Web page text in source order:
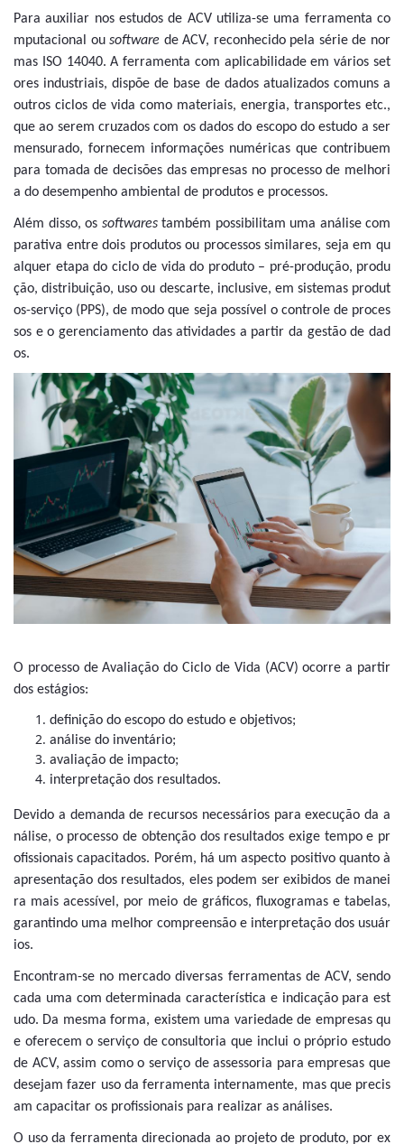
Para auxiliar nos estudos de ACV utiliza-se uma ferramenta co
mputacional ousoftware de ACV, reconhecido pela série de nor
mas ISO 14040. A ferramenta com aplicabilidade em vários set
ores industriais, dispõe de base de dados atualizados comuns a
outros ciclos de vida como materiais, energia, transportes etc.,
que ao serem cruzados com os dados do escopo do estudo a ser
mensurado, fornecem informações numéricas que contribuem
para tomada de decisões das empresas no processo de melhori
a do desempenho ambiental de produtos e processos.
Além disso, os softwarestambém possibilitam uma análise com
parativa entre dois produtos ou processos similares, seja em qu
alquer etapa do ciclo de vida do produto – pré-produção, produ
ção, distribuição, uso ou descarte, inclusive, em sistemas produt
os-serviço (PPS), de modo que seja possível o controle de proces
sos e o gerenciamento das atividades a partir da gestão de dad
os.
O processo de Avaliação do Ciclo de Vida (ACV) ocorre a partir
dos estágios:
definição do escopo do estudo e objetivos;
análise do inventário;
avaliação de impacto;
interpretação dos resultados.
Devido a demanda de recursos necessários para execução da a
nálise, o processo de obtenção dos resultados exige tempo e pr
ofissionais capacitados. Porém, há um aspecto positivo quanto à
apresentação dos resultados, eles podem ser exibidos de manei
ra mais acessível, por meio de gráficos, fluxogramas e tabelas,
garantindo uma melhor compreensão e interpretação dos usuár
ios.
Encontram-se no mercado diversas ferramentas de ACV, sendo
cada uma com determinada característica e indicação para est
udo. Da mesma forma, existem uma variedade de empresas qu
e oferecem o serviço de consultoria que inclui o próprio estudo
de ACV, assim como o serviço de assessoria para empresas que
desejam fazer uso da ferramenta internamente, mas que precis
am capacitar os profissionais para realizar as análises.
O uso da ferramenta direcionada ao projeto de produto, por ex